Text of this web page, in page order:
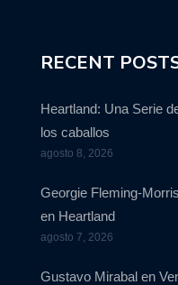
RECENT
Heartland: Una Serie
los caballos
agosto 8, 2026
Georgie Fleming-
en Heartland
agosto 7, 2026
Gustavo Mirabal en